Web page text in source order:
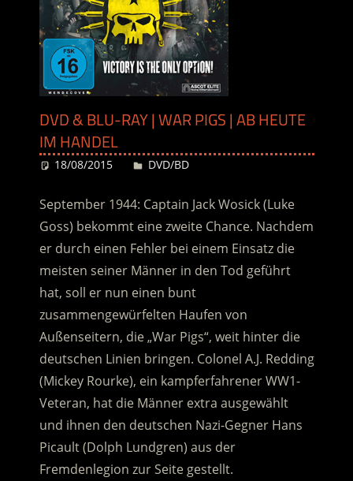
DVD & BLU-RAY | WAR PIGS | AB HEUTE
IM HANDEL
18/08/2015 Desiree
DVD/BD
September 1944: Captain Jack Wosick (Luke
Goss) bekommt eine zweite Chance. Nachdem
er durch einen Fehler bei einem Einsatz die
meisten seiner Männer in den Tod geführt
hat, soll er nun einen bunt
zusammengewürfelten Haufen von
Außenseitern, die „War Pigs“, weit hinter die
deutschen Linien bringen. Colonel A.J. Redding
(Mickey Rourke), ein kampferfahrener WW1-
Veteran, hat die Männer extra ausgewählt
und ihnen den deutschen Nazi-Gegner Hans
Picault (Dolph Lundgren) aus der
Fremdenlegion zur Seite gestellt.